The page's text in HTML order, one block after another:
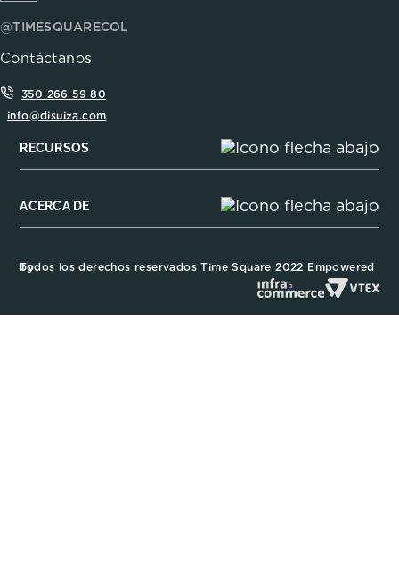
@TIMESQUARECOL
Contáctanos
350 266 59 80
info@disuiza.com
RECURSOS
ACERCA DE
Todos los derechos reservados Time Square 2022 Empowered by